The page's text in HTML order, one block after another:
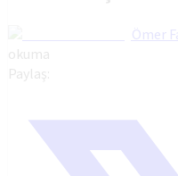
Ömer
okuma
Paylaş: